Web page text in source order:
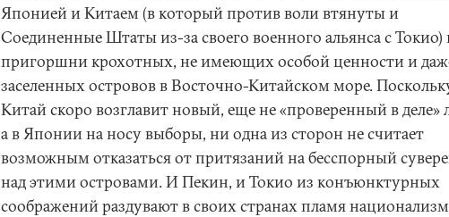
Японией и Китаем (в который против воли втянуты и
Соединенные Штаты из-за своего военного альянса с Токио)
пригоршни крохотных, не имеющих особой ценности и
заселенных островов в Восточно-Китайском море.
Китай скоро возглавит новый, еще не «проверенный в деле»
а в Японии на носу выборы, ни одна из сторон не считает
возможным отказаться от притязаний на бесспорный
над этими островами. И Пекин, и Токио из конъюнктурных
соображений раздувают в своих странах пламя